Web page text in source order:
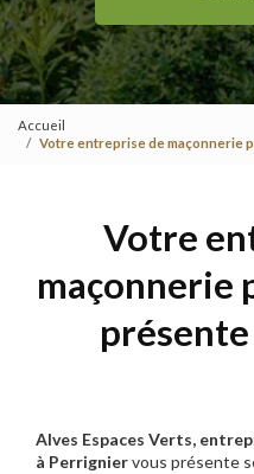
Accueil
Votre entreprise de maçonnerie
Votre
maçonnerie
Alves Espaces Verts,
à Perrigniervous présente